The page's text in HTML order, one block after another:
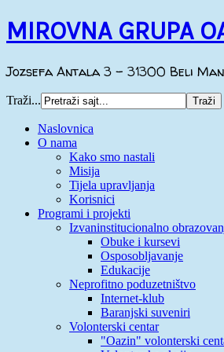
MIROVNA GRUPA
Jozsefa Antala 3 - 31300 Beli
Traži...
Naslovnica
O nama
Kako smo nastali
Misija
Tijela upravljanja
Korisnici
Programi i projekti
Izvaninstitucionalno
Obuke i kursevi
Osposobljavanje
Edukacije
Neprofitno poduzetništvo
Internet-klub
Baranjski suveniri
Volonterski centar
"Oazin" volonterski